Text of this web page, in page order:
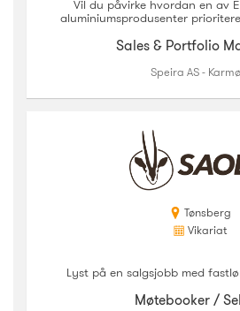
Vil du påvirke hvordan en av
aluminiumsprodusenter
Sales & Portfolio
Speira AS -
Tønsberg
Vikariat
Lyst på en salgsjobb med
Møtebooker /